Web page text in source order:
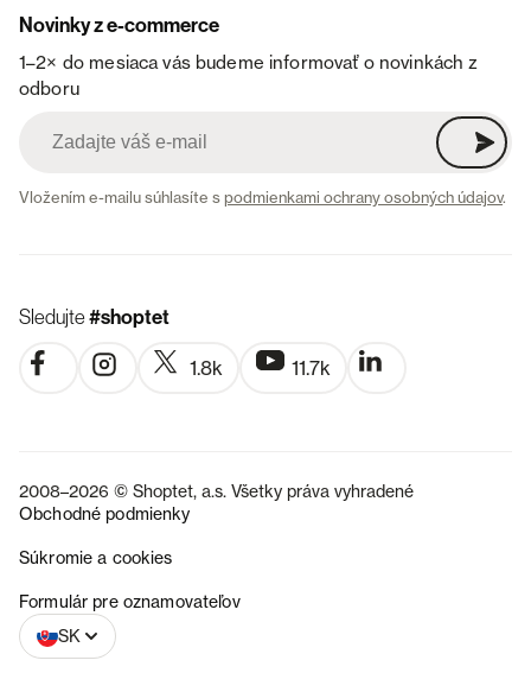
Novinky z e-commerce
1–2× do mesiaca vás budeme informovať o novinkách z
odboru
Vložením e-mailu súhlasíte spodmienkami ochrany osobných údajov.
Sledujte#shoptet
1.8k 11.7k
2008–2026 © Shoptet, a.s. Všetky práva vyhradené
Obchodné podmienky
Súkromie a cookies
Formulár pre oznamovateľov
SK